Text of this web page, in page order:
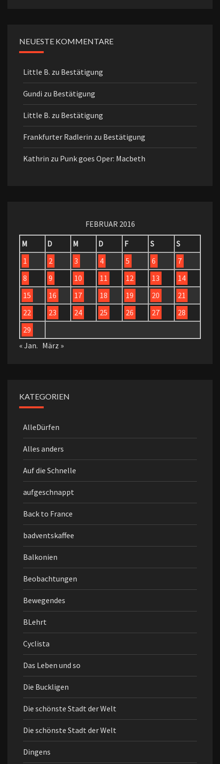
NEUESTE KOMMENTARE
Little B. zu Bestätigung
Gundi zu Bestätigung
Little B. zu Bestätigung
Frankfurter Radlerin zu Bestätigung
Kathrin zu Punk goes Oper: Macbeth
FEBRUAR 2016
M
D M D F S
S
1
2 3 4 5 6
7
8
9 10 11 12 13
14
15
16 17 18 19 20
21
22
23 24 25 26 27
28
29
« Jan. März »
KATEGORIEN
AlleDürfen
Alles anders
Auf die Schnelle
aufgeschnappt
Back to France
badventskaffee
Balkonien
Beobachtungen
Bewegendes
BLehrt
Cyclista
Das Leben und so
Die Buckligen
Die schönste Stadt der Welt
Die schönste Stadt der Welt
Dingens